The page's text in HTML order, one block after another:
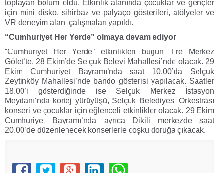
toplayan bölüm oldu. Etkinlik alanında çocuklar ve gençler
için mini disko, sihirbaz ve palyaço gösterileri, atölyeler ve
VR deneyim alanı çalışmaları yapıldı.
“Cumhuriyet Her Yerde” olmaya devam ediyor
“Cumhuriyet Her Yerde” etkinlikleri bugün Tire Merkez
Gölet’te, 28 Ekim’de Selçuk Belevi Mahallesi’nde olacak. 29
Ekim Cumhuriyet Bayramı’nda saat 10.00’da Selçuk
Zeytinköy Mahallesi’nde bando gösterisi yapılacak. Saatler
18.00’i gösterdiğinde ise Selçuk Merkez İstasyon
Meydanı’nda kortej yürüyüşü, Selçuk Belediyesi Orkestrası
konseri ve çocuklar için eğlenceli etkinlikler olacak. 29 Ekim
Cumhuriyet Bayramı’nda ayrıca Dikili merkezde saat
20.00’de düzenlenecek konserlerle coşku doruğa çıkacak.